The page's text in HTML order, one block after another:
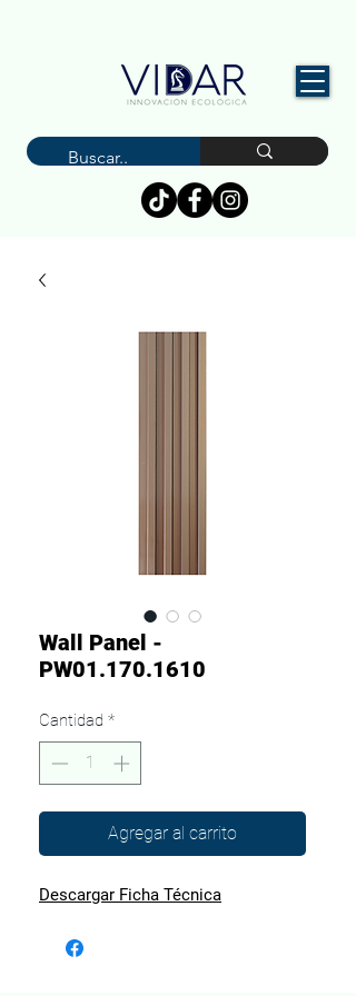
Wall Panel -
PW01.170.1610
Cantidad *
Agregar al carrito
Descargar Ficha Técnica